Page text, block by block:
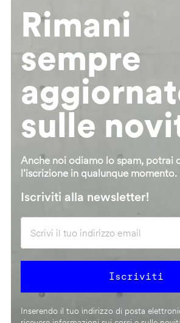
Rimani
sempre
sulle
Anche noi odiamo lo spam, potrai
l’iscrizione in qualunque momento.
Iscriviti alla newsletter!
Inserendo il tuo indirizzo di posta